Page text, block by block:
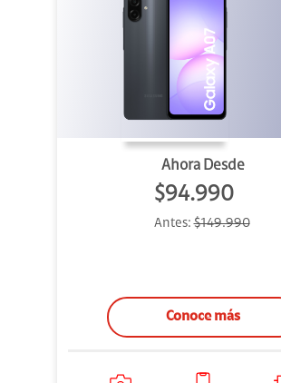
Ahora Desde
$94.990
Antes:$149.990
Conoce más